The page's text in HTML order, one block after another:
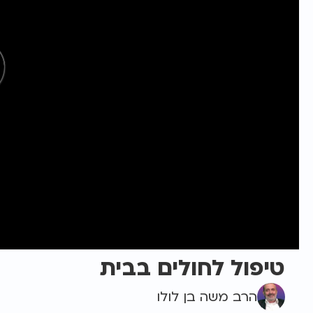
טיפול לחולים בבית
הרב משה בן לולו